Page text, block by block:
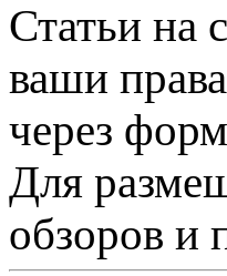
Статьи на
ваши
через
Для
обзоров и